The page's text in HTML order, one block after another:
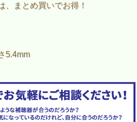
、まとめ買いでお得！
5.4mm